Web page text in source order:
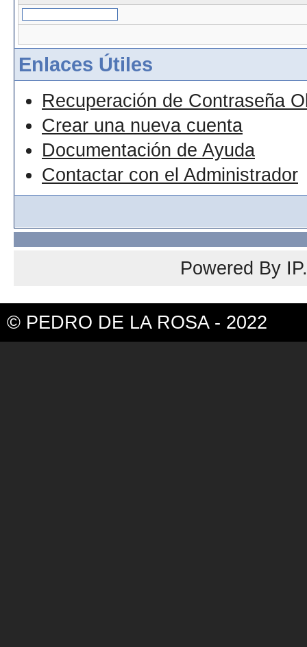
Enlaces Útiles
Recuperación de Contraseña
Crear una nueva cuenta
Documentación de Ayuda
Contactar con el Administrador
Powered By
© PEDRO DE LA ROSA - 2022